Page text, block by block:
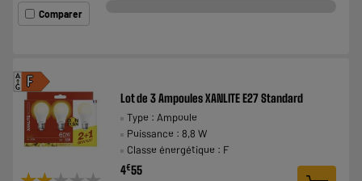
Comparer
F
A
G
Lot de 3 Ampoules XANLITE E27 Standard
Type : Ampoule
Puissance : 8,8 W
Classe énergétique : F
4€55